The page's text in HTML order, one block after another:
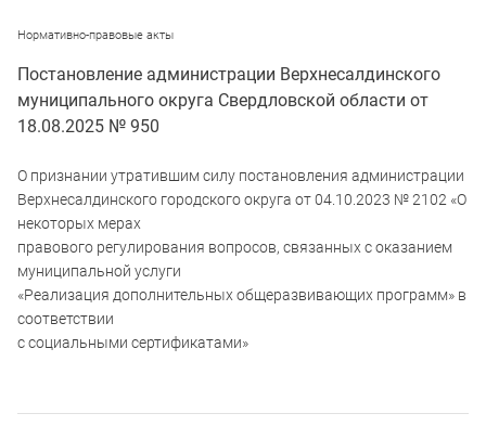
Нормативно-правовые акты
Постановление администрации Верхнесалдинского
муниципального округа Свердловской области от
18.08.2025 № 950
О признании утратившим силу постановления администрации
Верхнесалдинского городского округа от 04.10.2023 № 2102 «О
некоторых мерах
правового регулирования вопросов, связанных с оказанием
муниципальной услуги
«Реализация дополнительных общеразвивающих программ» в
соответствии
с социальными сертификатами»